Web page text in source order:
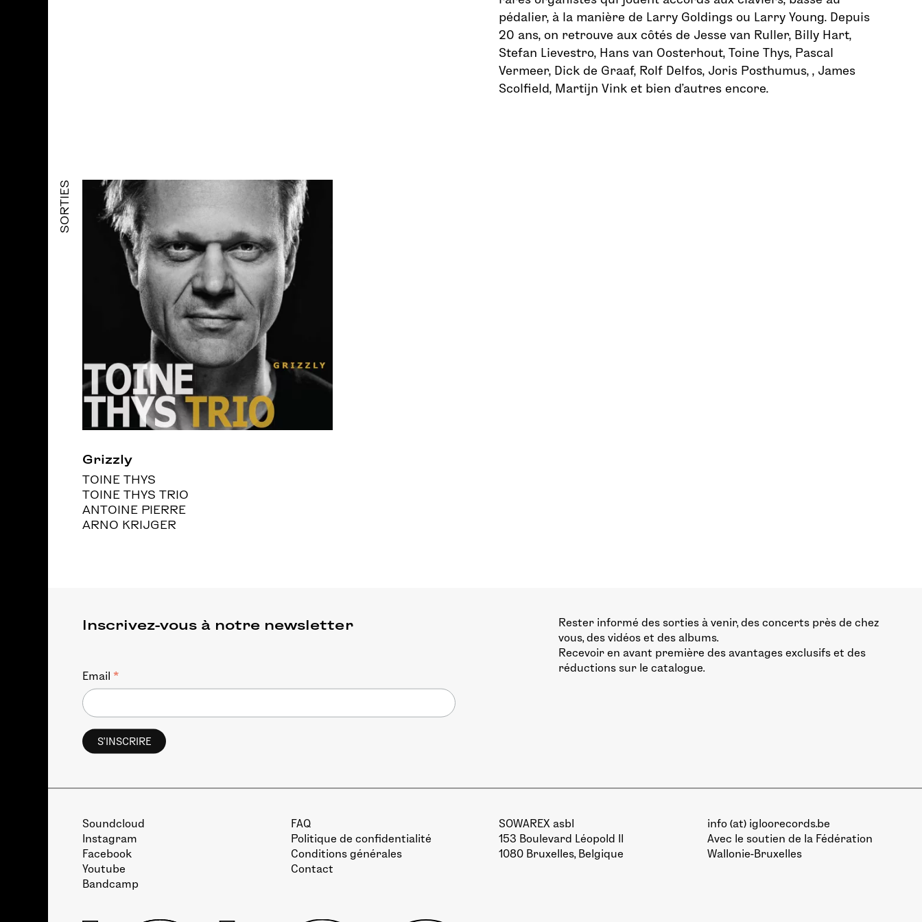
pédalier, à la manière de Larry Goldings ou Larry Young. Depuis
20 ans, on retrouve aux côtés de Jesse van Ruller, Billy Hart,
Stefan Lievestro, Hans van Oosterhout, Toine Thys, Pascal
Vermeer, Dick de Graaf, Rolf Delfos, Joris Posthumus, , James
Scolfield, Martijn Vink et bien d’autres encore.
SORTIES
Grizzly
TOINE THYS
TOINE THYS TRIO
ANTOINE PIERRE
ARNO KRIJGER
Rester informé des sorties à venir, des concerts près de chez
vous, des vidéos et des albums.
Recevoir en avant première des avantages exclusifs et des
réductions sur le catalogue.
Inscrivez-vous à notre newsletter
Email *
Soundcloud
Instagram
Facebook
Youtube
Bandcamp
FAQ
Politique de confidentialité
Conditions générales
Contact
SOWAREX asbl
153 Boulevard Léopold II
1080 Bruxelles, Belgique
info (at) igloorecords.be
Avec le soutien de la Fédération
Wallonie-Bruxelles